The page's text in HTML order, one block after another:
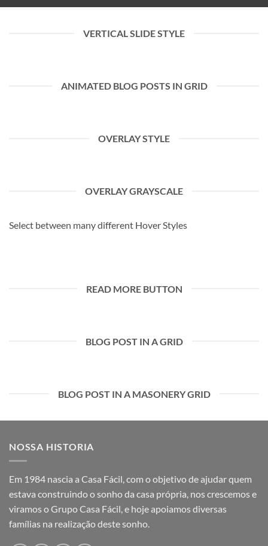
VERTICAL SLIDE STYLE
ANIMATED BLOG POSTS IN GRID
OVERLAY STYLE
OVERLAY GRAYSCALE
Select between many different Hover Styles
READ MORE BUTTON
BLOG POST IN A GRID
BLOG POST IN A MASONERY GRID
NOSSA HISTORIA
Em 1984 nascia a Casa Fácil, com o objetivo de ajudar quem
estava construindo o sonho da casa própria, nos crescemos e
viramos o Grupo Casa Fácil, e hoje apoiamos diversas
famílias na realização deste sonho.